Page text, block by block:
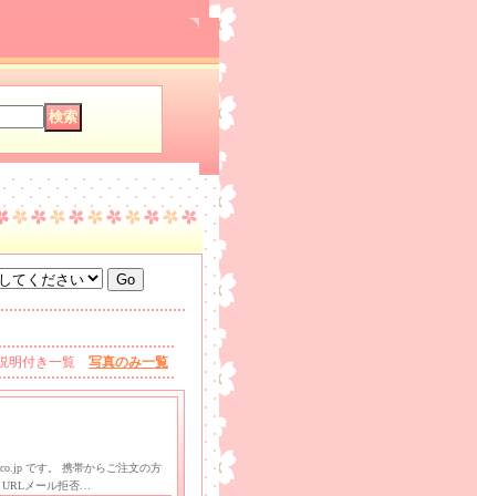
明付き一覧 写真のみ一覧
です。 携帯からご注文の方
メール拒否…